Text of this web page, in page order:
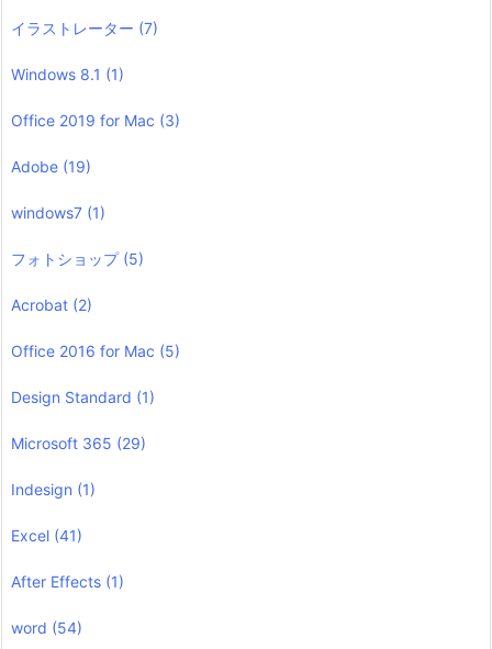
イラストレーター (7)
Windows 8.1 (1)
Office 2019 for Mac (3)
Adobe (19)
windows7 (1)
フォトショップ (5)
Acrobat (2)
Office 2016 for Mac (5)
Design Standard (1)
Microsoft 365 (29)
Indesign (1)
Excel (41)
After Effects (1)
word (54)